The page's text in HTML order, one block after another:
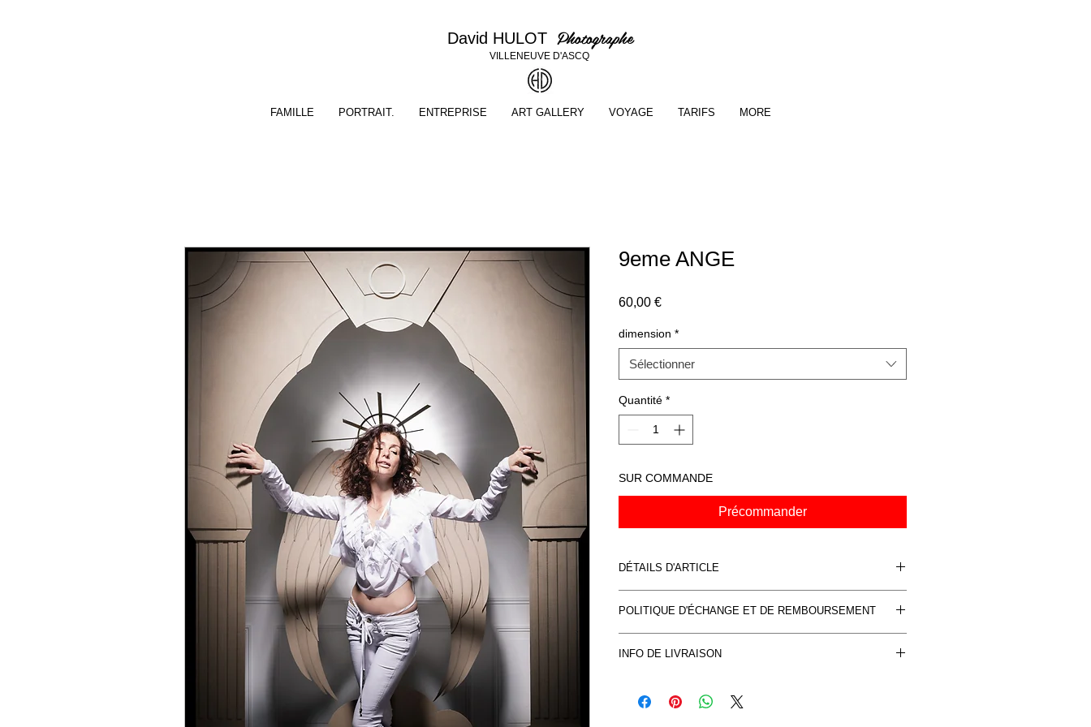
David HULOT Photographe
VILLENEUVE D'ASCQ
FAMILLE PORTRAIT. ENTREPRISE ART GALLERY VOYAGE TARIFS MORE
9eme ANGE
60,00 €Prix
dimension *
Sélectionner
Quantité *
SUR COMMANDE
Précommander
DÉTAILS D'ARTICLE
garanties 50 ans.
Tirage original limitée à 30 exemplaires , numérotée et
signée
POLITIQUE D'ÉCHANGE ET DE REMBOURSEMENT
INFO DE LIVRAISON